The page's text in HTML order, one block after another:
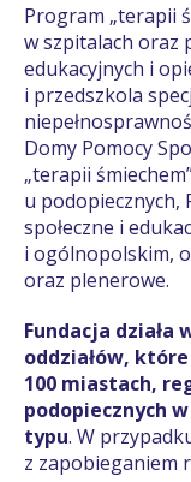
Program „terapii
w szpitalach oraz
edukacyjnych i
i przedszkola
Domy Pomocy
„terapii
u podopiecznych,
społeczne i
i ogólnopolskim,
oraz plenerowe.
Fundacja działa
oddziałów,
100 miastach,
podopiecznych
typu. W
z zapobieganiem